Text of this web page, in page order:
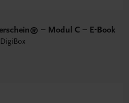
– Modul C – E-Book